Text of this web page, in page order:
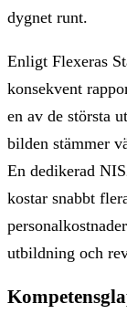
dygnet runt.
Enligt Flexeras
konsekvent
en av de största
bilden stämmer
En dedikerad
kostar snabbt
utbildning och